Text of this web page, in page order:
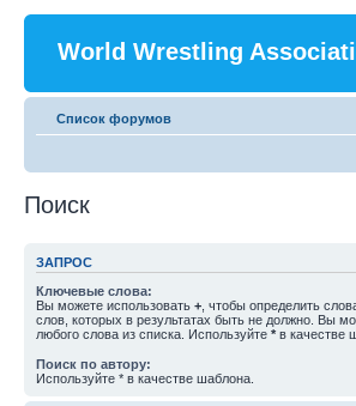
World Wrestling
Список форумов
Поиск
ЗАПРОС
Ключевые слова:
Вы можете использовать + , чтобы определить
слов, которых в результатах быть не должно. Вы
любого слова из списка. Используйте * в качестве
Поиск по автору:
Используйте * в качестве шаблона.